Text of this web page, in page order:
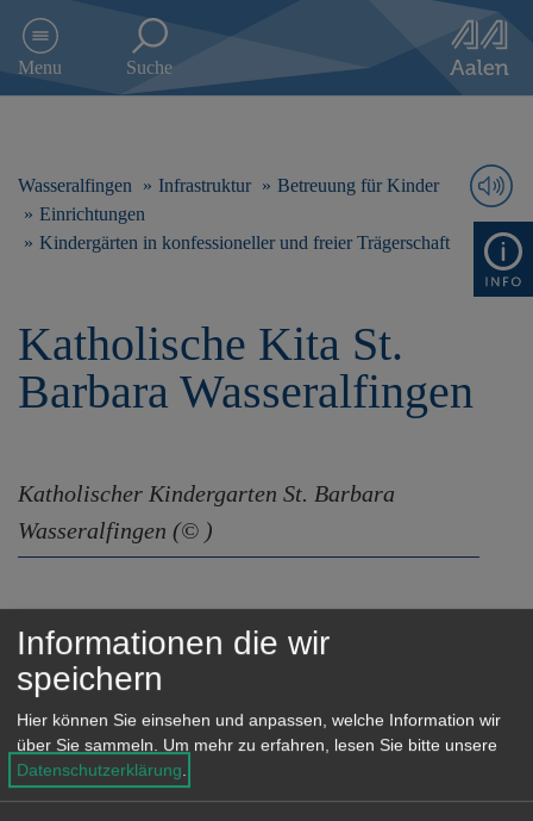
e
n
Menu Suche
Wasseralfingen Infrastruktur
Betreuung für Kinder
Einrichtungen
Kindergärten in konfessioneller und freier Trägerschaft
Katholische Kita St.
Barbara Wasseralfingen
Katholischer Kindergarten St. Barbara
Wasseralfingen (© )
Link
Katholischer Kindergarten St.
Barbara Wasseralfingen
Informationen die wir
speichern
Hier können Sie einsehen und anpassen, welche Information wir
über Sie sammeln. Um mehr zu erfahren, lesen Sie bitte unsere
Datenschutzerklärung.